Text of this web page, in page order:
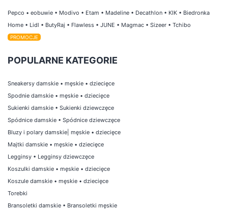
Pepco • eobuwie • Modivo • Etam • Madeline • Decathlon • KIK • Biedronka
Home • Lidl • ButyRaj • Flawless • JUNE • Magmac • Sizeer • Tchibo
PROMOCJE
POPULARNE KATEGORIE
Sneakersy damskie • męskie • dziecięce
Spodnie damskie • męskie • dziecięce
Sukienki damskie • Sukienki dziewczęce
Spódnice damskie • Spódnice dziewczęce
Bluzy i polary damskie męskie • dziecięce
Majtki damskie • męskie • dziecięce
Legginsy • Legginsy dziewczęce
Koszulki damskie • męskie • dziecięce
Koszule damskie • męskie • dziecięce
Torebki
Bransoletki damskie • Bransoletki męskie